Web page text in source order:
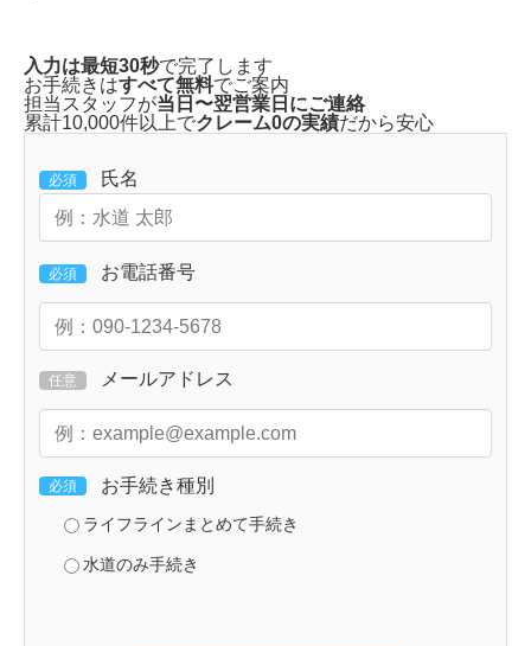
入力は最短30秒で完了します
お手続きはすべて無料でご案内
担当スタッフが当日〜翌営業日にご連絡
累計10,000件以上でクレーム0の実績だから安心
必須 氏名
必須 お電話番号
任意 メールアドレス
必須 お手続き種別
ライフラインまとめて手続き
水道のみ手続き